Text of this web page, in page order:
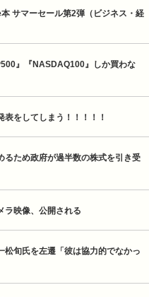
サマーセール第2弾（ビジネス・経
』『NASDAQ100』しか買わな
表をしてしまう！！！！！
るため政府が過半数の株式を引き受
ラ映像、公開される
松旬氏を左遷「彼は協力的でなかっ